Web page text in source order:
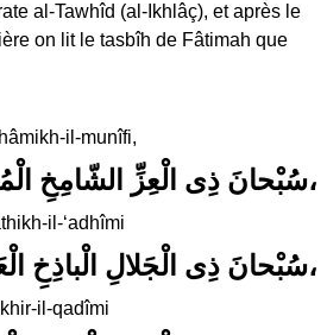
al-Tawhîd (al-Ikhlâç), et après le
on lit le tasbîh de Fâtimah que
il-munîfi,
سُبْحانَ ذِى الْعِزِّ الشّامِخِ الْمُنيفِ،
il-‘adhîmi
سُبْحانَ ذِى الْجَلالِ الْباذِخِ الْعَظيمِ،
il-qadîmi